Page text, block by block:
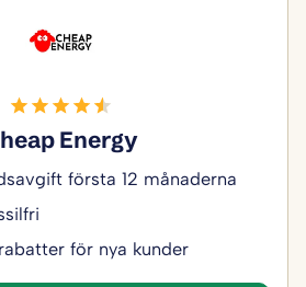
Energy
första 12 månaderna
för nya kunder